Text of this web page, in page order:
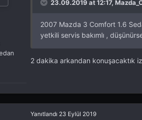
23.09.2019 at 12:17,
2007 Mazda 3 Comfort 1.6
yetkili servis bakımlı ,
2 dakika arkandan konuşacaktık
Yanıtlandı 23 Eylül 2019